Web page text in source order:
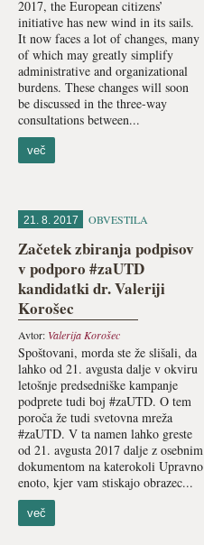
2017, the European citizens’
initiative has new wind in its sails.
It now faces a lot of changes, many
of which may greatly simplify
administrative and organizational
burdens. These changes will soon
be discussed in the three-way
consultations between...
več
21. 8. 2017 OBVESTILA
Začetek zbiranja podpisov
v podporo #zaUTD
kandidatki dr. Valeriji
Korošec
Avtor: Valerija Korošec
Spoštovani, morda ste že slišali, da
lahko od 21. avgusta dalje v okviru
letošnje predsedniške kampanje
podprete tudi boj #zaUTD. O tem
poroča že tudi svetovna mreža
#zaUTD. V ta namen lahko greste
od 21. avgusta 2017 dalje z osebnim
dokumentom na katerokoli Upravno
enoto, kjer vam stiskajo obrazec...
več